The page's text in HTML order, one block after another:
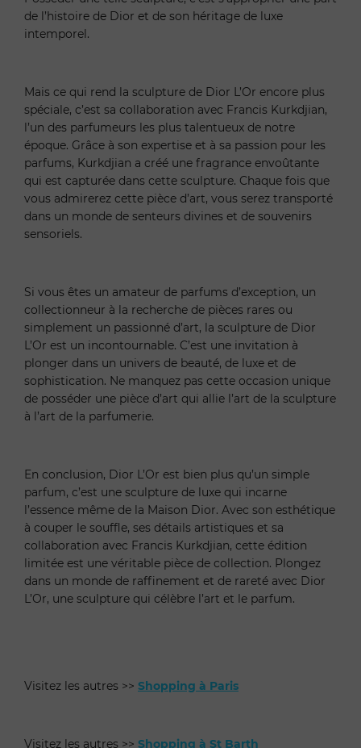
de l’histoire de Dior et de son héritage de luxe
intemporel.
Mais ce qui rend la sculpture de Dior L’Or encore plus
spéciale, c’est sa collaboration avec Francis Kurkdjian,
l’un des parfumeurs les plus talentueux de notre
époque. Grâce à son expertise et à sa passion pour les
parfums, Kurkdjian a créé une fragrance envoûtante
qui est capturée dans cette sculpture. Chaque fois que
vous admirerez cette pièce d’art, vous serez transporté
dans un monde de senteurs divines et de souvenirs
sensoriels.
Si vous êtes un amateur de parfums d’exception, un
collectionneur à la recherche de pièces rares ou
simplement un passionné d’art, la sculpture de Dior
L’Or est un incontournable. C’est une invitation à
plonger dans un univers de beauté, de luxe et de
sophistication. Ne manquez pas cette occasion unique
de posséder une pièce d’art qui allie l’art de la sculpture
à l’art de la parfumerie.
En conclusion, Dior L’Or est bien plus qu’un simple
parfum, c’est une sculpture de luxe qui incarne
l’essence même de la Maison Dior. Avec son esthétique
à couper le souffle, ses détails artistiques et sa
collaboration avec Francis Kurkdjian, cette édition
limitée est une véritable pièce de collection. Plongez
dans un monde de raffinement et de rareté avec Dior
L’Or, une sculpture qui célèbre l’art et le parfum.
Visitez les autres >> Shopping à Paris
Visitez les autres >> Shopping à St Barth